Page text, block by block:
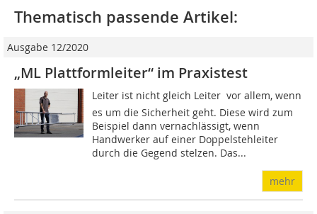
Thematisch passende Artikel:
Ausgabe 12/2020
„ML Plattformleiter“ im Praxistest
Leiter ist nicht gleich Leiter  vor allem, wenn
es um die Sicherheit geht. Diese wird zum
Beispiel dann vernachlässigt, wenn
Handwerker auf einer Doppelstehleiter
durch die Gegend stelzen. Das...
mehr